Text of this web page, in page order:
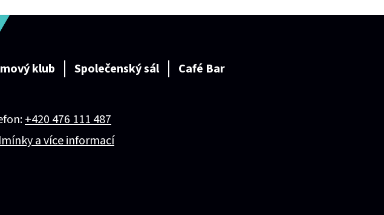
klub Společenský sál Café Bar
+420 476 111 487
a více informací